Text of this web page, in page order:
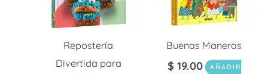
Repostería
Divertida para
Buenas Maneras
$ 19.00
AÑADIR